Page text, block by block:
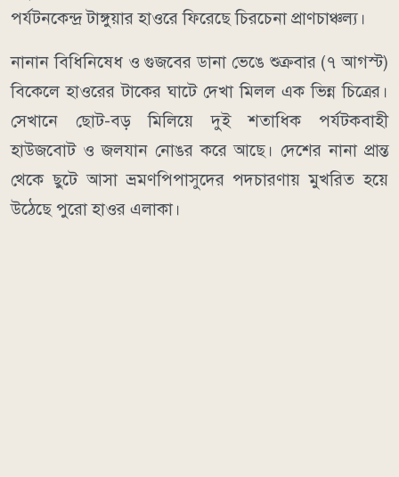
পর্যটনকেন্দ্র টাঙ্গুয়ার হাওরে ফিরেছে চিরচেনা প্রাণচাঞ্চল্য।
নানান বিধিনিষেধ ও গুজবের ডানা ভেঙে শুক্রবার (৭ আগস্ট)
বিকেলে হাওরের টাকের ঘাটে দেখা মিলল এক ভিন্ন চিত্রের।
সেখানে ছোট-বড় মিলিয়ে দুই শতাধিক পর্যটকবাহী
হাউজবোট ও জলযান নোঙর করে আছে। দেশের নানা প্রান্ত
থেকে ছুটে আসা ভ্রমণপিপাসুদের পদচারণায় মুখরিত হয়ে
উঠেছে পুরো হাওর এলাকা।